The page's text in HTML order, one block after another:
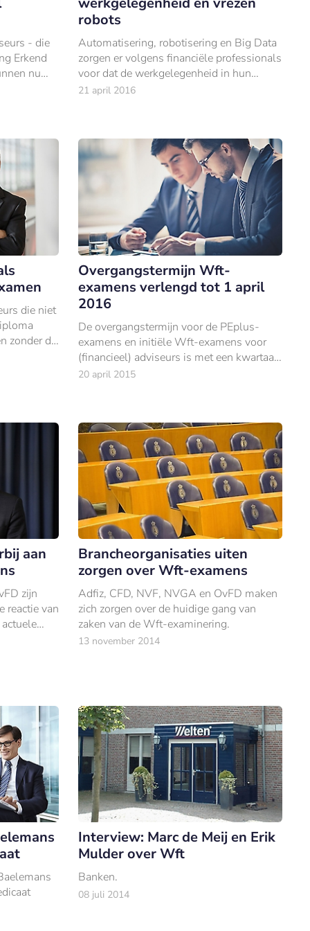
- die
Erkend
nu
robots
Automatisering, robotisering en Big Data
zorgen er volgens financiële professionals
voor dat de werkgelegenheid in hun
sector aanzienlijk zal gaan afnemen.
21 april 2016
die niet
zonder de
Overgangstermijn Wft-
examens verlengd tot 1 april
2016
De overgangstermijn voor de PEplus-
examens en initiële Wft-examens voor
(financieel) adviseurs is met een kwartaal
verlengd tot 1 april 2016.
20 april 2015
aan
zijn
reactie van
Wft-
Brancheorganisaties uiten
zorgen over Wft-examens
Adfiz, CFD, NVF, NVGA en OvFD maken
zich zorgen over de huidige gang van
zaken van de Wft-examinering.
13 november 2014
Interview: Marc de Meij en Erik
Mulder over Wft
Banken.
08 juli 2014